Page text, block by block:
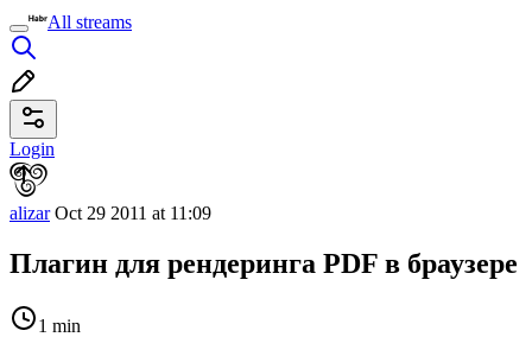
All streams
Login
alizarOct 29 2011 at 11:09
Плагин для рендеринга PDF в браузере
1 min